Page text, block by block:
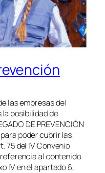
las empresas del
la posibilidad de
DE PREVENCIÓN
poder cubrir las
75 del IV Convenio
al contenido
IV en el apartado 6.